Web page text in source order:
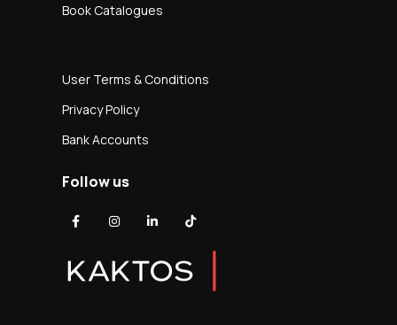
Book Catalogues
User Terms & Conditions
Privacy Policy
Bank Accounts
Follow us